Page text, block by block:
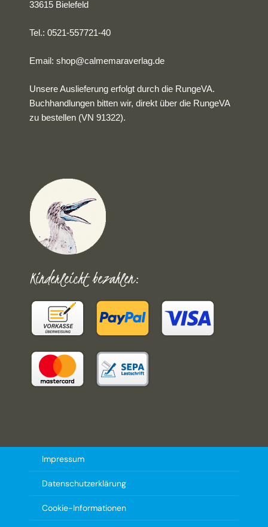
33615 Bielefeld
Tel.: 0521-557721-40
Email:shop@calmemaraverlag.de
Unsere Auslieferung erfolgt durch die RungeVA.
Buchhandlungen bitten wir, direkt über die RungeVA
zu bestellen (VN 91322).
Kinderleicht bezahlen:
Impressum
Datenschutzerklärung
Cookie-Informationen